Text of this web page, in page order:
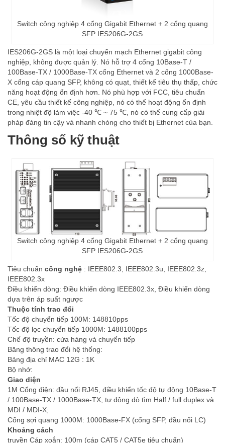
Switch công nghiệp 4 cổng Gigabit Ethernet + 2 cổng quang
SFP IES206G-2GS
IES206G-2GS là một loại chuyển mạch Ethernet gigabit công
nghiệp, không được quản lý. Nó hỗ trợ 4 cổng 10Base-T /
100Base-TX / 1000Base-TX cổng Ethernet và 2 cổng 1000Base-
X cổng cáp quang SFP, không có quạt, thiết kế tiêu thụ thấp, chức
năng hoạt động ổn định hơn. Nó phù hợp với FCC, tiêu chuẩn
CE, yêu cầu thiết kế công nghiệp, nó có thể hoạt động ổn định
trong nhiệt độ làm việc -40 ℃ ~ 75 ℃, nó có thể cung cấp giải
pháp đáng tin cậy và nhanh chóng cho thiết bị Ethernet của bạn.
Thông số kỹ thuật
Switch công nghiệp 4 cổng Gigabit Ethernet + 2 cổng quang
SFP IES206G-2GS
Tiêu chuẩn công nghệ : IEEE802.3, IEEE802.3u, IEEE802.3z,
IEEE802.3x
Điều khiển dòng: Điều khiển dòng IEEE802.3x, Điều khiển dòng
dựa trên áp suất ngược
Thuộc tính trao đổi
Tốc độ chuyển tiếp 100M: 148810pps
Tốc độ lọc chuyển tiếp 1000M: 1488100pps
Chế độ truyền: cửa hàng và chuyển tiếp
Băng thông trao đổi hệ thống:
Bảng địa chỉ MAC 12G : 1K
Bộ nhớ:
Giao diện
1M Cổng điện: đầu nối RJ45, điều khiển tốc độ tự động 10Base-T
/ 100Base-TX / 1000Base-TX, tự động dò tìm Half / full duplex và
MDI / MDI-X;
Cổng sợi quang 1000M: 1000Base-FX (cổng SFP, đầu nối LC)
Khoảng cách
truyền Cáp xoắn: 100m (cáp CAT5 / CAT5e tiêu chuẩn)